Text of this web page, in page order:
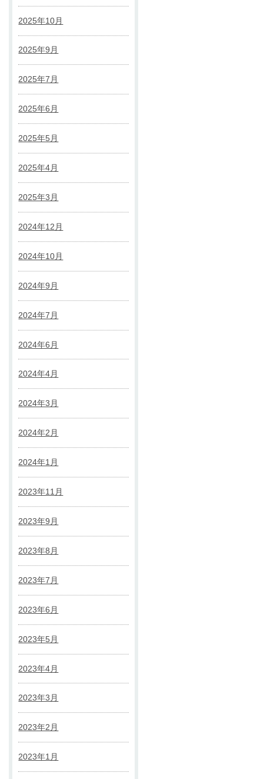
2025年10月
2025年9月
2025年7月
2025年6月
2025年5月
2025年4月
2025年3月
2024年12月
2024年10月
2024年9月
2024年7月
2024年6月
2024年4月
2024年3月
2024年2月
2024年1月
2023年11月
2023年9月
2023年8月
2023年7月
2023年6月
2023年5月
2023年4月
2023年3月
2023年2月
2023年1月